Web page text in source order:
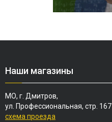
Наши магазины
МО, г. Дмитров,
ул. Профессиональная, стр. 167
схема проезда